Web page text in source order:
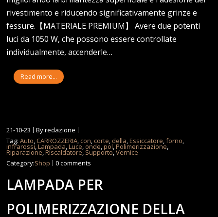
rivestimento e riducendo significativamente grinze e
fessure.【MATERIALE PREMIUM】 Avere due potenti
luci da 1050 W, che possono essere controllate
individualmente, accenderle…
Read more...
21-10-23
By:redazione
Tag:Auto, CARROZZERIA, con, corte, della,Essiccatore,forno,
infrarossi,Lampada,Luce, onde,pol,Polimerizzazione,
Riparazione,Riscaldatore, Supporto,Vernice
Category:Shop 0 comments
LAMPADA PER
POLIMERIZZAZIONE DELLA